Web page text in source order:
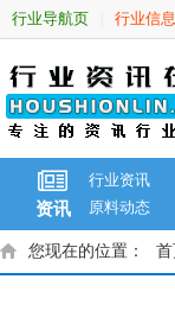
行业导航页 行业信
资讯
行业资讯
原料动态
您现在的位置： 首